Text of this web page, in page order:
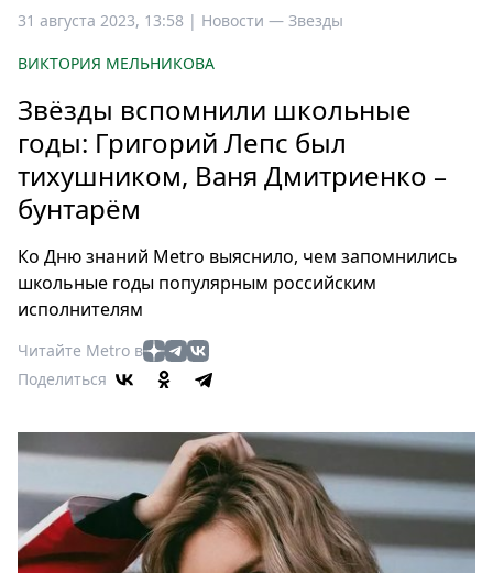
Все
Россия
Мир
Здоровье
Еда
Мода
Театр
Афиша
Книги
Пресс-
релизы
О
Metro
31 августа 2023, 13:58 | Новости — Звезды
ВИКТОРИЯ МЕЛЬНИКОВА
Звёзды вспомнили школьные
годы: Григорий Лепс был
тихушником, Ваня Дмитриенко –
бунтарём
Ко Дню знаний Metro выяснило, чем запомнились
школьные годы популярным российским
исполнителям
Читайте Metro в
Поделиться